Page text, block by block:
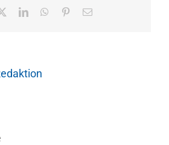
LinkedInWhatsApp
Pinterest
E-